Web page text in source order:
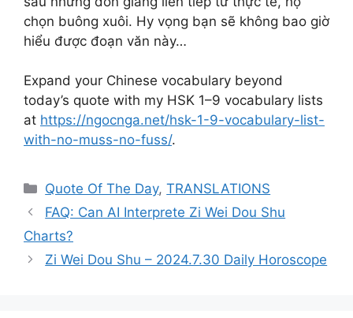
chọn buông xuôi. Hy vọng bạn sẽ không bao giờ
hiểu được đoạn văn này…
Expand your Chinese vocabulary beyond
today’s quote with my HSK 1–9 vocabulary lists
at https://ngocnga.net/hsk-1-9-vocabulary-list-
with-no-muss-no-fuss/.
Categories
Quote Of The Day,TRANSLATIONS
FAQ: Can AI Interprete Zi Wei Dou Shu
Charts?
Zi Wei Dou Shu – 2024.7.30 Daily Horoscope